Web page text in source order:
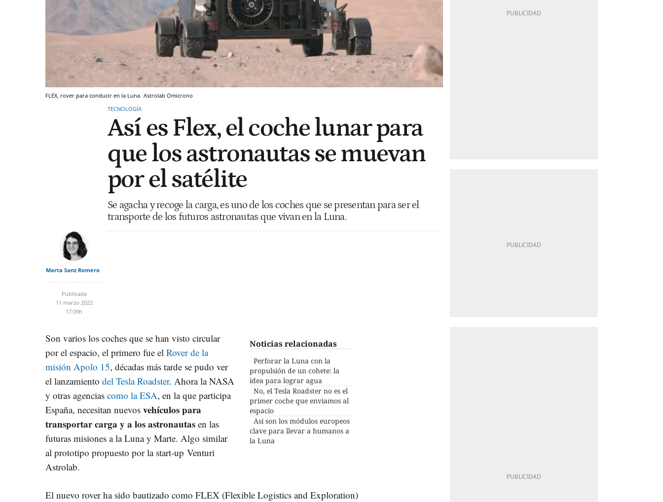
FLEX, rover para conducir en la Luna Astrolab Omicrono
TECNOLOGÍA
Así es Flex, el coche lunar para
que los astronautas se muevan
por el satélite
Se agacha y recoge la carga, es uno de los coches que se presentan para ser el
transporte de los futuros astronautas que vivan en la Luna.
Marta Sanz Romero
Publicada
11 marzo 2022
17:09h
Noticias relacionadas
Perforar la Luna con la
propulsión de un cohete: la
idea para lograr agua
No, el Tesla Roadster no es el
primer coche que enviamos al
espacio
Así son los módulos europeos
clave para llevar a humanos a
la Luna
Son varios los coches que se han visto circular
por el espacio, el primero fue el Rover de la
misión Apolo 15, décadas más tarde se pudo ver
el lanzamiento del Tesla Roadster. Ahora la NASA
y otras agencias como la ESA, en la que participa
España, necesitan nuevos vehículos para
transportar carga y a los astronautas en las
futuras misiones a la Luna y Marte. Algo similar
al prototipo propuesto por la start-up Venturi
Astrolab.
El nuevo rover ha sido bautizado como FLEX (Flexible Logistics and Exploration)